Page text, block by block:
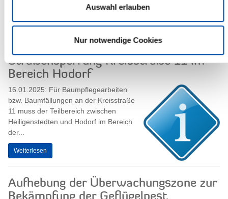
Auswahl erlauben
Nur notwendige Cookies
um 09:00 Uhr, im Muschelzimmer des...
Weiterlesen
Straßensperrung Kreisstraße 11 im
Bereich Hodorf
16.01.2025: Für Baumpflegearbeiten
bzw. Baumfällungen an der Kreisstraße
11 muss der Teilbereich zwischen
Heiligenstedten und Hodorf im Bereich
der...
Weiterlesen
Aufhebung der Überwachungszone zur